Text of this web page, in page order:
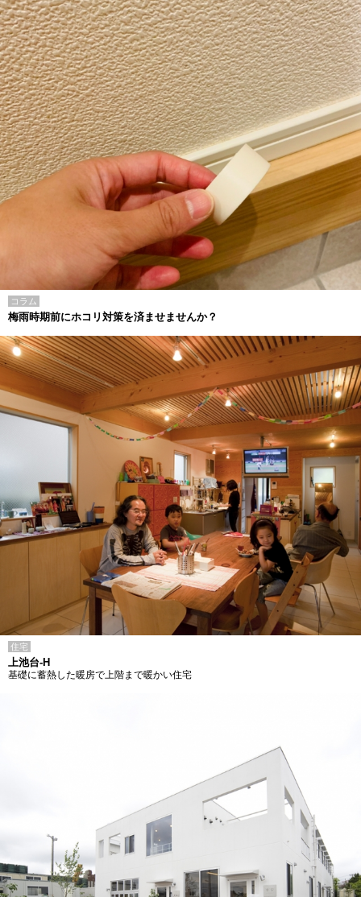
コラム
梅雨時期前にホコリ対策を済ませませんか？
住宅
上池台-H
基礎に蓄熱した暖房で上階まで暖かい住宅